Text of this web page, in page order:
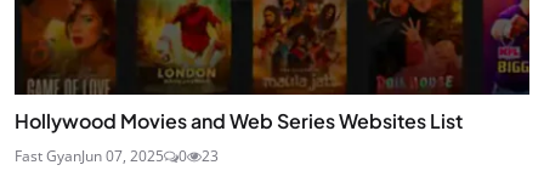
Hollywood Movies and Web Series Websites List
Fast GyanJun 07, 2025 0 23